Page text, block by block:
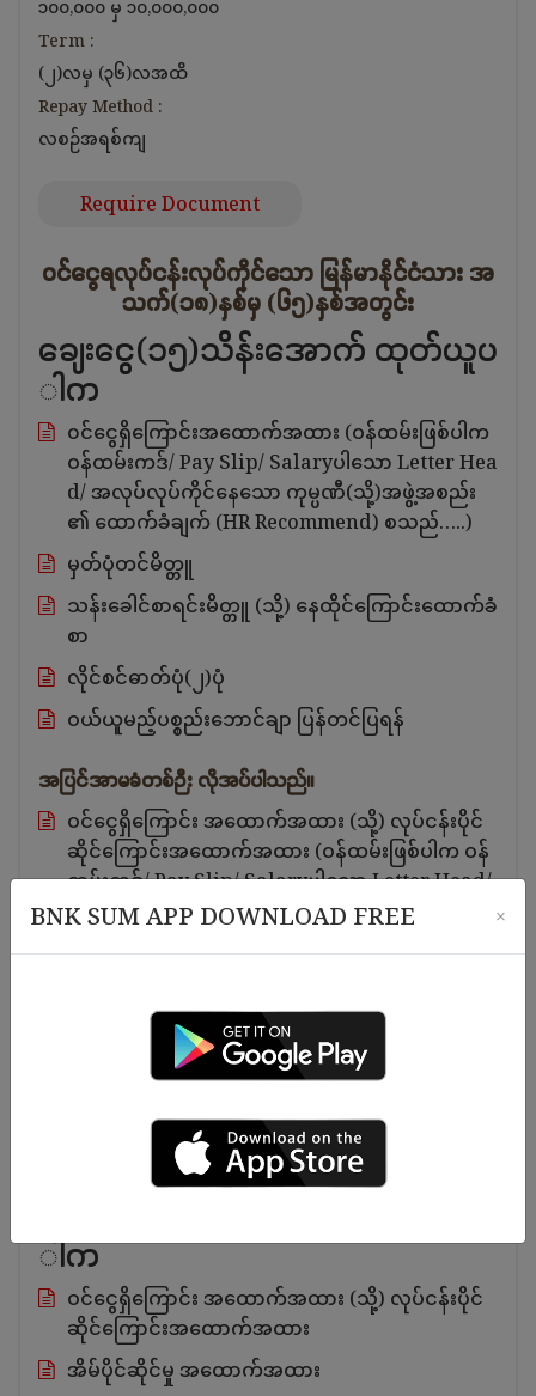
၁၀၀,၀၀၀ မှ ၁၀,၀၀၀,၀၀၀
Term :
(၂)လမှ (၃၆)လအထိ
Repay Method :
လစဉ်အရစ်ကျ
Require Document
ဝင်ငွေရလုပ်ငန်းလုပ်ကိုင်သော မြန်မာနိုင်ငံသား အ
သက်(၁၈)နှစ်မှ (၆၅)နှစ်အတွင်း
ချေးငွေ(၁၅)သိန်းအောက် ထုတ်ယူပ
ါက
၀င်ငွေရှိကြောင်းအထောက်အထား (ဝန်ထမ်းဖြစ်ပါက
ဝန်ထမ်းကဒ်/ Pay Slip/ Salaryပါသော Letter Hea
d/ အလုပ်လုပ်ကိုင်နေသော ကုမ္ပဏီ(သို့)အဖွဲ့အစည်း
၏ ထောက်ခံချက် (HR Recommend) စသည်…..)
မှတ်ပုံတင်မိတ္တူ
သန်းခေါင်စာရင်းမိတ္တူ (သို့) နေထိုင်ကြောင်းထောက်ခံ
စာ
လိုင်စင်ဓာတ်ပုံ(၂)ပုံ
ဝယ်ယူမည့်ပစ္စည်းဘောင်ချာ ပြန်တင်ပြရန်
အပြင်အာမခံတစ်ဉီး လိုအပ်ပါသည်။
ဝင်ငွေရှိကြောင်း အထောက်အထား (သို့) လုပ်ငန်းပိုင်
ဆိုင်ကြောင်းအထောက်အထား (ဝန်ထမ်းဖြစ်ပါက ဝန်
ထမ်းကဒ်/ Pay Slip/ Salaryပါသော Letter Head/
အလုပ်လုပ်ကိုင်နေသော ကုမ္ပဏီ (သို့) အဖွဲ့အစည်း၏
သန်းခေါင်စာရင်းမိတ္တူ (သို့) နေထိုင်ကြောင်းထောက်ခံ
“ အပြန်အလှန် အာမခံအနေဖြင့်လည်း ချေးငွေရယူနိုင်
ပါသည်။“
ါက
ဝင်ငွေရှိကြောင်း အထောက်အထား (သို့) လုပ်ငန်းပိုင်
ဆိုင်ကြောင်းအထောက်အထား
အိမ်ပိုင်ဆိုင်မှု အထောက်အထား
BNK SUM APP DOWNLOAD FREE ×